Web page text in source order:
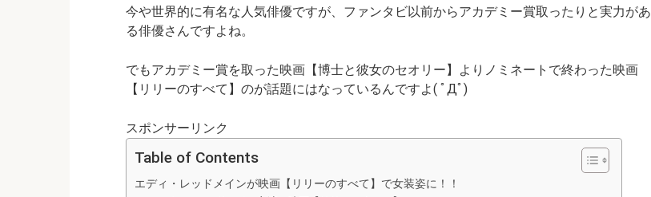
今や世界的に有名な人気俳優ですが、ファンタビ以前からアカデミー賞取ったりと実力があ
る俳優さんですよね。
でもアカデミー賞を取った映画【博士と彼女のセオリー】よりノミネートで終わった映画
【リリーのすべて】のが話題にはなっているんですよ( ﾟДﾟ)
スポンサーリンク
Table of Contents
エディ・レッドメインが映画【リリーのすべて】で女装姿に！！